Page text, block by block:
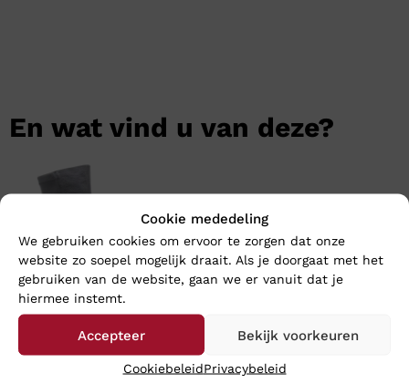
Cookie mededeling
We gebruiken cookies om ervoor te zorgen dat onze
website zo soepel mogelijk draait. Als je doorgaat met het
gebruiken van de website, gaan we er vanuit dat je
hiermee instemt.
Accepteer Bekijk voorkeuren
CookiebeleidPrivacybeleid
En wat vind u van deze?
DL SPORT GRANDIOSA NERO DL SPORT LIA BORDO